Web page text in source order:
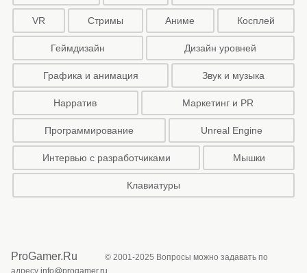
VR Стримы Аниме Косплей
Геймдизайн Дизайн уровней
Графика и анимация Звук и музыка
Нарратив Маркетинг и PR
Программирование Unreal Engine
Интервью с разработчиками Мышки
Клавиатуры
ProGamer.Ru
© 2001-2025 Вопросы можно задавать по
адресу info@progamer.ru